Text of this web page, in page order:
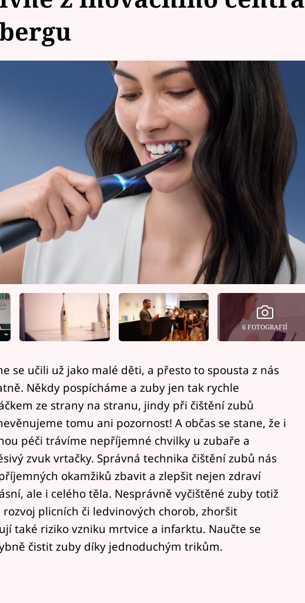
6 FOTOGRAFIÍ
se učili už jako malé děti, a přesto to spousta z nás
Někdy pospícháme a zuby jen tak rychle
ze strany na stranu, jindy při čištění zubů
tomu ani pozornost! A občas se stane, že i
péči trávíme nepříjemné chvilky u zubaře a
zvuk vrtačky. Správná technika čištění zubů nás
okamžiků zbavit a zlepšit nejen zdraví
ale i celého těla. Nesprávně vyčištěné zuby totiž
plicních či ledvinových chorob, zhoršit
také riziko vzniku mrtvice a infarktu. Naučte se
čistit zuby díky jednoduchým trikům.